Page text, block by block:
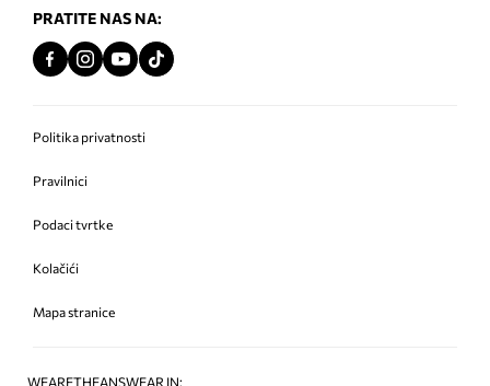
PRATITE NAS NA:
Politika privatnosti
Pravilnici
Podaci tvrtke
Kolačići
Mapa stranice
WEARETHEANSWEAR IN: